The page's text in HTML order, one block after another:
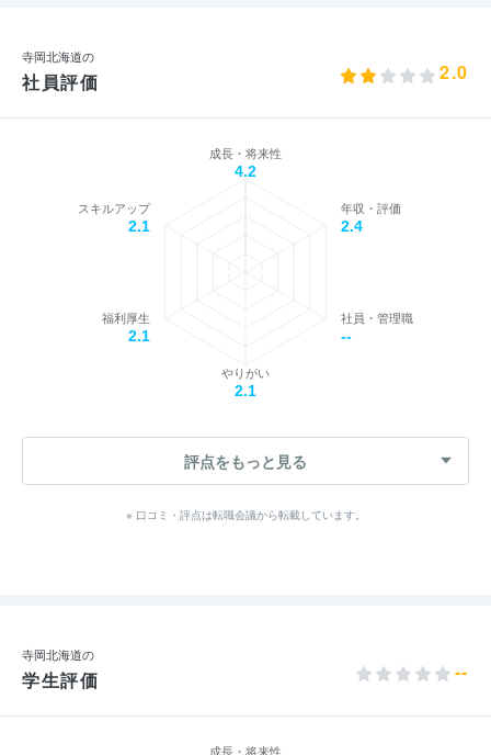
寺岡北海道の
社員評価 2.0
成長・将来性
4.2
年収・評価
2.4
社員・管理職
--
やりがい
2.1
福利厚生
2.1
スキルアップ
2.1
評点をもっと見る
※ 口コミ・評点は転職会議から転載しています。
寺岡北海道の
学生評価 --
成長・将来性